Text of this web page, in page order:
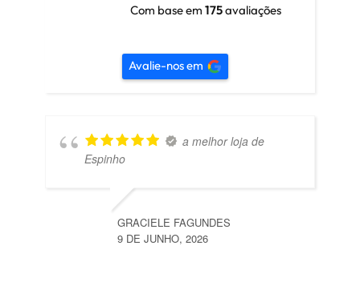
Com base em 175avaliações
Avalie-nos em
a melhor loja de
Espinho
GRACIELE FAGUNDES
9 DE JUNHO, 2026